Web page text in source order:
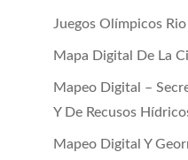
Juegos Olímpicos
Mapa Digital De La
Mapeo Digital –
Y De Recusos
Mapeo Digital Y